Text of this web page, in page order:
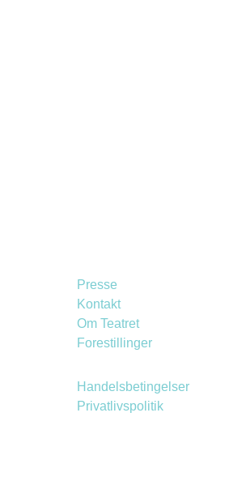
Presse
Kontakt
Om Teatret
Forestillinger
Handelsbetingelser
Privatlivspolitik